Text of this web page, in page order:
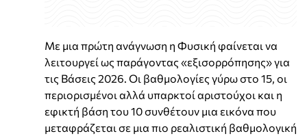
Με μια πρώτη ανάγνωση η Φυσική φαίνεται να
λειτουργεί ως παράγοντας «εξισορρόπησης» για
τις Βάσεις 2026. Οι βαθμολογίες γύρω στο 15, οι
περιορισμένοι αλλά υπαρκτοί αριστούχοι και η
εφικτή βάση του 10 συνθέτουν μια εικόνα που
μεταφράζεται σε μια πιο ρεαλιστική βαθμολογική